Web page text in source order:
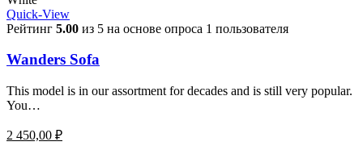
Quick-View
Рейтинг 5.00 из 5 на основе опроса 1 пользователя
Wanders Sofa
This model is in our assortment for decades and is still very popular.
You…
2 450,00 ₽